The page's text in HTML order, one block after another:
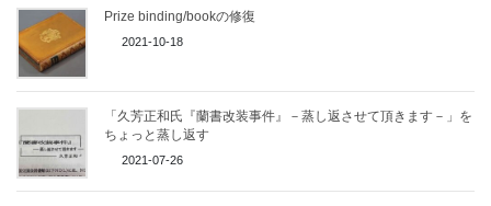
Prize binding/bookの修復
2021-10-18
「久芳正和氏『蘭書改装事件』－蒸し返させて頂きます－」を
ちょっと蒸し返す
2021-07-26